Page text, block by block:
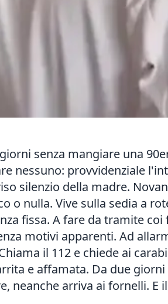
senza mangiare una
nessuno: provvidenziale
silenzio della madre.
o nulla. Vive sulla sedia a
fissa. A fare da tramite
motivi apparenti. Ad
il 112 e chiede ai
e affamata. Da due
neanche arriva ai fornelli. E